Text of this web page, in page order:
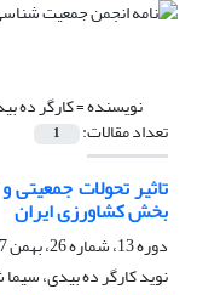
نویسنده =کارگر ده
تعداد مقالات: 1
تاثیر تحولات
بخش کشاورزی ایران
دوره 13، شماره 26، بهمن 1397، صفحه
نوید کارگر ده بیدی،